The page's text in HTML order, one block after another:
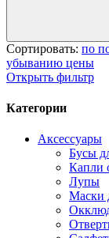
Сортировать: по
убыванию цены
Открыть фильтр
Категории
Аксессуары
Бусы
Капли
Лупы
Маски